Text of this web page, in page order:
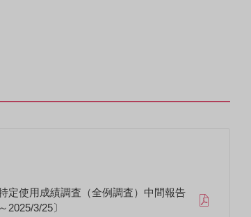
定使用成績調査（全例調査）中間報告
2025/3/25〕